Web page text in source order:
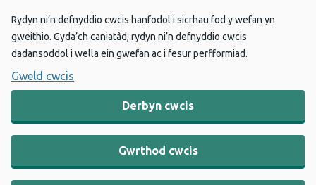
Rydyn ni’n defnyddio cwcis hanfodol i sicrhau fod y wefan yn
gweithio. Gyda’ch caniatâd, rydyn ni’n defnyddio cwcis
dadansoddol i wella ein gwefan ac i fesur perfformiad.
Gweld cwcis
Derbyn cwcis
Gwrthod cwcis